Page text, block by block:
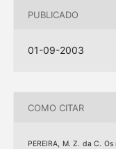
PUBLICADO
01-09-2003
COMO CITAR
PEREIRA, M. Z. da C.